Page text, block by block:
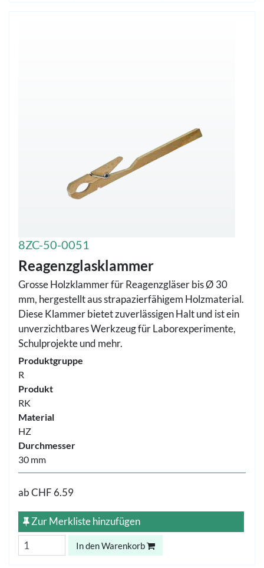
8ZC-50-0051
Reagenzglasklammer
Grosse Holzklammer für Reagenzgläser bis Ø 30
mm, hergestellt aus strapazierfähigem Holzmaterial.
Diese Klammer bietet zuverlässigen Halt und ist ein
unverzichtbares Werkzeug für Laborexperimente,
Schulprojekte und mehr.
Produktgruppe
R
Produkt
RK
Material
HZ
Durchmesser
30 mm
abCHF 6.59
Zur Merkliste hinzufügen
In den Warenkorb